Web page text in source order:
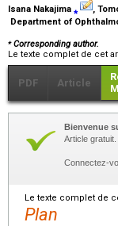
Isana Nakajima ⁎
,
Department of
⁎Corresponding author.
Le texte complet de cet
PDF Article
Bienvenue
Article gratuit.
Connectez-
Le texte complet de
Plan